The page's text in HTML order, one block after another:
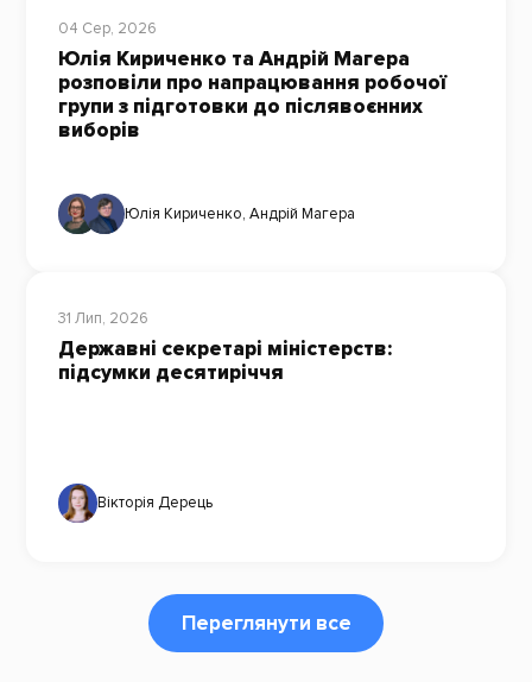
04 Сер, 2026
Юлія Кириченко та Андрій Магера
розповіли про напрацювання робочої
групи з підготовки до післявоєнних
виборів
Юлія Кириченко, Андрій Магера
31 Лип, 2026
Державні секретарі міністерств:
підсумки десятиріччя
Вікторія Дерець
Переглянути все